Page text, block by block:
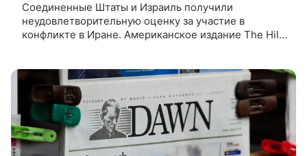
Соединенные Штаты и Израиль получили
неудовлетворительную оценку за участие в
конфликте в Иране. Американское издание The Hill